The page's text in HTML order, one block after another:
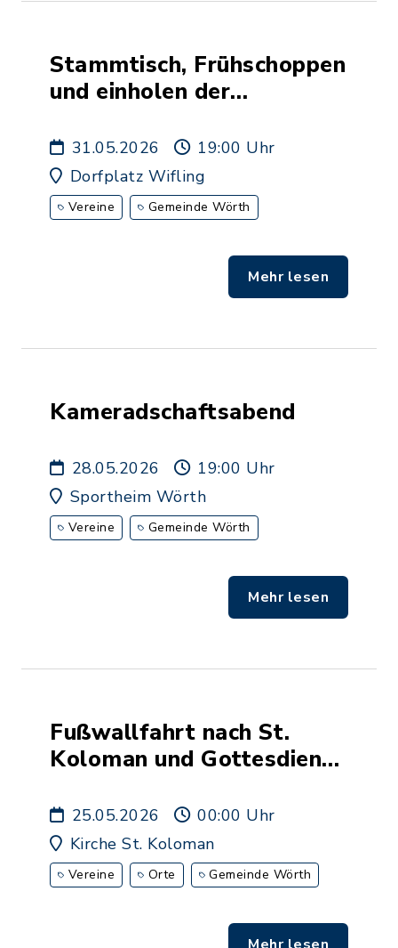
Stammtisch, Frühschoppen
und einholen der
31.05.2026
19:00 Uhr
Dorfplatz Wifling
Vereine Gemeinde Wörth
Mehr lesen
Kameradschaftsabend
28.05.2026
19:00 Uhr
Sportheim Wörth
Vereine Gemeinde Wörth
Mehr lesen
Fußwallfahrt nach St.
Koloman und Gottesdienst
25.05.2026
00:00 Uhr
Kirche St. Koloman
Vereine Orte Gemeinde Wörth